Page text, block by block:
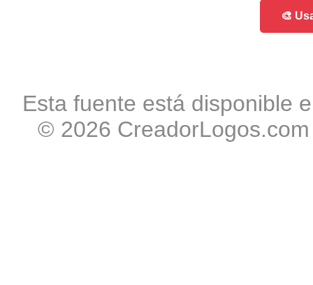
🎨
Esta fuente está disponible
© 2026